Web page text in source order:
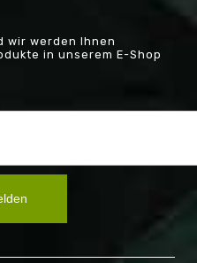
wir werden Ihnen
in unserem E-Shop